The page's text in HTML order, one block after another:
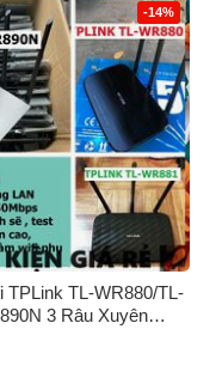
-14%
TPLink TL-WR880/TL-
3 Râu Xuyên
độ 450Mbps - Phụ
qua sử dụng